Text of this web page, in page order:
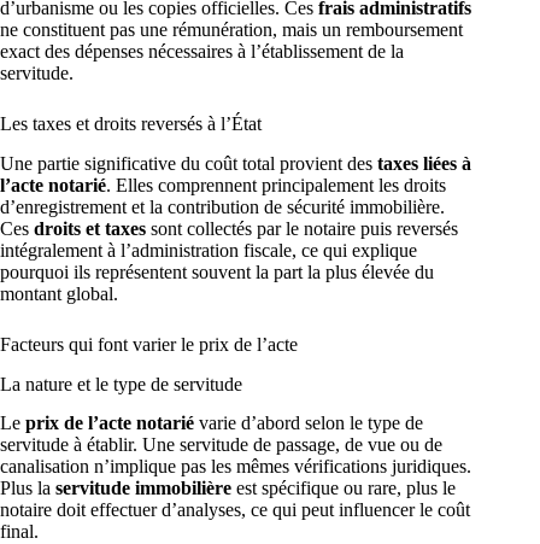
d’urbanisme ou les copies officielles. Ces frais administratifs
ne constituent pas une rémunération, mais un remboursement
exact des dépenses nécessaires à l’établissement de la
servitude.
Les taxes et droits reversés à l’État
Une partie significative du coût total provient des taxes liées à
l’acte notarié. Elles comprennent principalement les droits
d’enregistrement et la contribution de sécurité immobilière.
Ces droits et taxes sont collectés par le notaire puis reversés
intégralement à l’administration fiscale, ce qui explique
pourquoi ils représentent souvent la part la plus élevée du
montant global.
Facteurs qui font varier le prix de l’acte
La nature et le type de servitude
Le prix de l’acte notarié varie d’abord selon le type de
servitude à établir. Une servitude de passage, de vue ou de
canalisation n’implique pas les mêmes vérifications juridiques.
Plus la servitude immobilière est spécifique ou rare, plus le
notaire doit effectuer d’analyses, ce qui peut influencer le coût
final.